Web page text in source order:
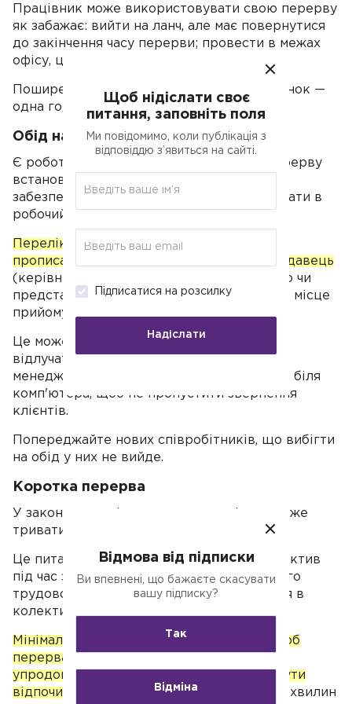
Працівник може використовувати свою перерву
як забажає: вийти на ланч, але має повернутися
до закінчення часу перерви; провести в межах
офісу, цеху, приміщення магазину.
Поширена практика: час на обід і відпочинок —
одна година.
Обід на робочому місці
Є роботи, де за умовами виробництва перерву
встановити не можна, і работодавець має
забезпечити можливіть працівникові обідати в
робочий час.
Перелік таких робіт в законодавстві не
прописаний, його встановлює сам роботодавець
(керівник за погодженням із профспілкою чи
представником колективу), як і порядок і місце
прийому їжі.
Це може бути продавець, якому не можна
відлучатись і залишати точку без нагляду,
менеджер, що змушений жувати свій ланч біля
комп'ютера, щоб не пропустити звернення
клієнтів.
Попереджайте нових співробітників, що вибігти
на обід у них не вийде.
Коротка перерва
У законодавстві не прописано, скільки може
тривати мінімальна перерва.
Це питання вирішує роботодавець й колектив
під час затвердження правил внутрішнього
трудового розпорядку або все фіксується в
колективному договорі.
Мінімальна тривалість має бути такою, щоб
перерва виконувала своє призначення:
упродовж неї працівники повинні встигнути
відпочити й поїсти
. Як ви розумієте, за 20 хвилин
Щоб нідіслати своє
питання, заповніть поля
Ми повідомимо, коли публікація з
відповіддю з’явиться на сайті.
Підписатися на розсилку
Надіслати
Відмова від підписки
Ви впевнені, що бажаєте скасувати
вашу підписку?
Так
Відміна